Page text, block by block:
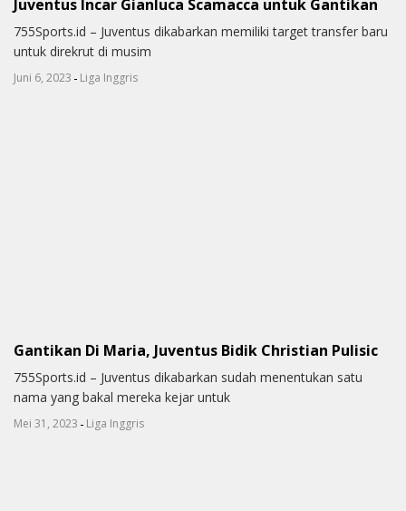
Juventus Incar Gianluca Scamacca untuk Gantikan
755Sports.id – Juventus dikabarkan memiliki target transfer baru
untuk direkrut di musim
Juni 6, 2023 - Liga Inggris
Gantikan Di Maria, Juventus Bidik Christian Pulisic
755Sports.id – Juventus dikabarkan sudah menentukan satu
nama yang bakal mereka kejar untuk
Mei 31, 2023 - Liga Inggris